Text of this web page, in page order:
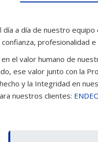
día a día de nuestro equipo
profesionalidad e
en el valor humano de
ese valor junto con la
y la Integridad en
nuestros clientes: